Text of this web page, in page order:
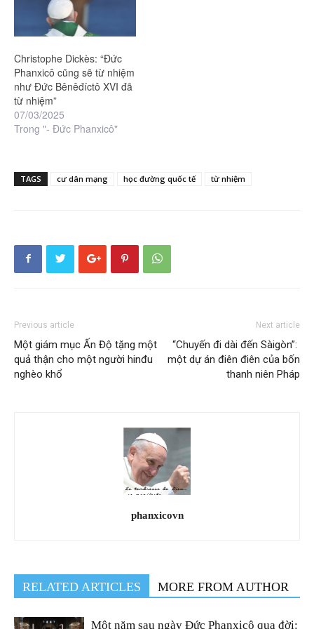
Christophe Dickès: “Đức
Phanxicô cũng sẽ từ nhiệm
như Đức Bênêđíctô XVI đã
từ nhiệm”
07/03/2025
Trong "- Đức Phanxicô"
TAGS cư dân mạng học đường quốc tế từ nhiệm
Previous article
Một giám mục Ấn Độ tặng một
quả thận cho một người hinđu
nghèo khổ
Next article
“Chuyến đi dài đến Sàigòn”:
một dự án điên điên của bốn
thanh niên Pháp
phanxicovn
RELATED ARTICLES MORE FROM AUTHOR
Một năm sau ngày Đức Phanxicô qua đời: